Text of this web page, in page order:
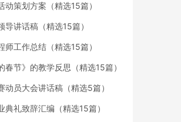
动策划方案（精选15篇）
导讲话稿（精选15篇）
师工作总结（精选15篇）
春节》的教学反思（精选15篇）
动员大会讲话稿（精选5篇）
典礼致辞汇编（精选15篇）